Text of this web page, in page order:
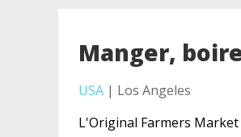
Manger,
USA | Los Angeles
L'Original Farmers Market